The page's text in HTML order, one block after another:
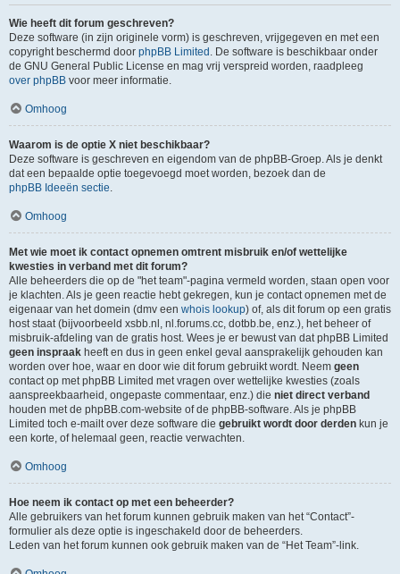
Wie heeft dit forum geschreven?
Deze software (in zijn originele vorm) is geschreven, vrijgegeven en met een
copyright beschermd door phpBB Limited . De software is beschikbaar onder
de GNU General Public License en mag vrij verspreid worden, raadpleeg
over phpBB voor meer informatie.
Omhoog
Waarom is de optie X niet beschikbaar?
Deze software is geschreven en eigendom van de phpBB-Groep. Als je denkt
dat een bepaalde optie toegevoegd moet worden, bezoek dan de
phpBB Ideeën sectie.
Omhoog
Met wie moet ik contact opnemen omtrent misbruik en/of wettelijke
kwesties in verband met dit forum?
Alle beheerders die op de "het team"-pagina vermeld worden, staan open voor
je klachten. Als je geen reactie hebt gekregen, kun je contact opnemen met de
eigenaar van het domein (dmv een whois lookup) of, als dit forum op een gratis
host staat (bijvoorbeeld xsbb.nl, nl.forums.cc, dotbb.be, enz.), het beheer of
misbruik-afdeling van de gratis host. Wees je er bewust van dat phpBB Limited
geen inspraak heeft en dus in geen enkel geval aansprakelijk gehouden kan
worden over hoe, waar en door wie dit forum gebruikt wordt. Neem geen
contact op met phpBB Limited met vragen over wettelijke kwesties (zoals
aanspreekbaarheid, ongepaste commentaar, enz.) die niet direct verband
houden met de phpBB.com-website of de phpBB-software. Als je phpBB
Limited toch e-mailt over deze software die gebruikt wordt door derden kun je
een korte, of helemaal geen, reactie verwachten.
Omhoog
Hoe neem ik contact op met een beheerder?
Alle gebruikers van het forum kunnen gebruik maken van het “Contact”-
formulier als deze optie is ingeschakeld door de beheerders.
Leden van het forum kunnen ook gebruik maken van de “Het Team”-link.